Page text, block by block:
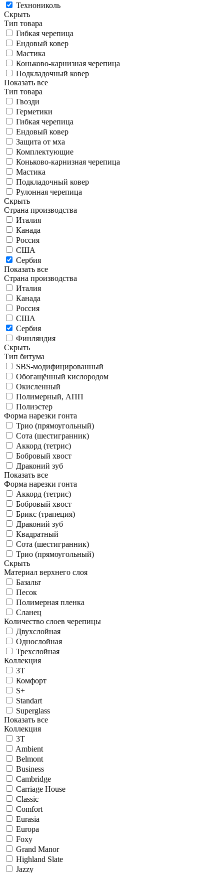
Технониколь
Скрыть
Тип товара
Гибкая черепица
Ендовый ковер
Мастика
Коньково-карнизная черепица
Подкладочный ковер
Показать все
Тип товара
Гвозди
Герметики
Гибкая черепица
Ендовый ковер
Защита от мха
Комплектующие
Коньково-карнизная черепица
Мастика
Подкладочный ковер
Рулонная черепица
Скрыть
Страна производства
Италия
Канада
Россия
США
Сербия
Показать все
Страна производства
Италия
Канада
Россия
США
Сербия
Финляндия
Скрыть
Тип битума
SBS-модифицированный
Обогащённый кислородом
Окисленный
Полимерный, АПП
Полиэстер
Форма нарезки гонта
Трио (прямоугольный)
Сота (шестигранник)
Аккорд (тетрис)
Бобровый хвост
Драконий зуб
Показать все
Форма нарезки гонта
Аккорд (тетрис)
Бобровый хвост
Брикс (трапеция)
Драконий зуб
Квадратный
Сота (шестигранник)
Трио (прямоугольный)
Скрыть
Материал верхнего слоя
Базальт
Песок
Полимерная пленка
Сланец
Количество слоев черепицы
Двухслойная
Однослойная
Трехслойная
Коллекция
3T
Комфорт
S+
Standart
Superglass
Показать все
Коллекция
3T
Ambient
Belmont
Business
Cambridge
Carriage House
Classic
Comfort
Eurasia
Europa
Foxy
Grand Manor
Highland Slate
Jazzy